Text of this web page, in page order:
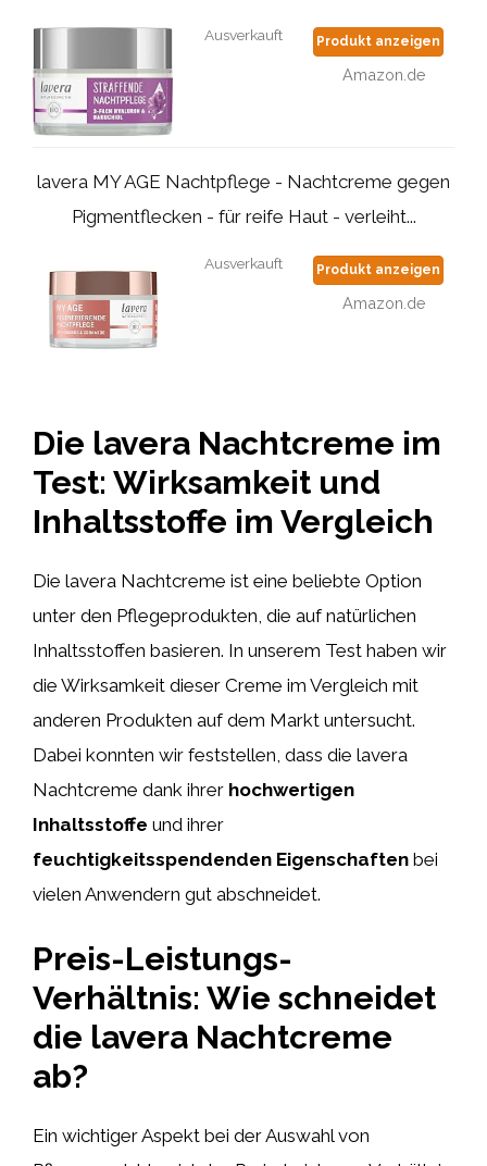
Ausverkauft Produkt anzeigen
Amazon.de
lavera MY AGE Nachtpflege - Nachtcreme gegen
Pigmentflecken - für reife Haut - verleiht...
Ausverkauft Produkt anzeigen
Amazon.de
Die lavera Nachtcreme im
Test: Wirksamkeit und
Inhaltsstoffe im Vergleich
Die lavera Nachtcreme ist eine beliebte Option
unter den Pflegeprodukten, die auf natürlichen
Inhaltsstoffen basieren. In unserem Test haben wir
die Wirksamkeit dieser Creme im Vergleich mit
anderen Produkten auf dem Markt untersucht.
Dabei konnten wir feststellen, dass die lavera
Nachtcreme dank ihrer hochwertigen
Inhaltsstoffe und ihrer
feuchtigkeitsspendenden Eigenschaften bei
vielen Anwendern gut abschneidet.
Preis-Leistungs-
Verhältnis: Wie schneidet
die lavera Nachtcreme
ab?
Ein wichtiger Aspekt bei der Auswahl von